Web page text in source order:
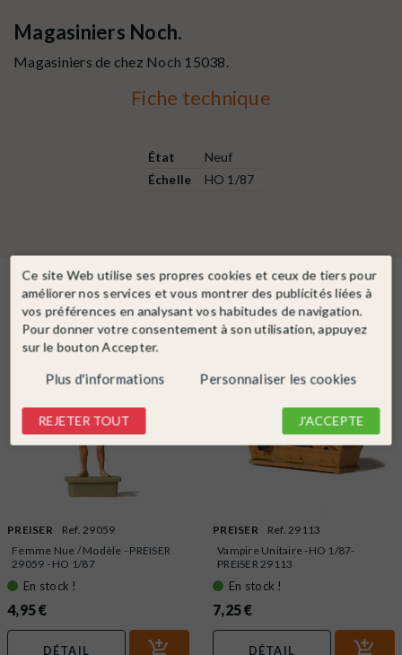
Magasiniers Noch.
Magasiniers de chez Noch 15038.
Fiche technique
État
Neuf
Échelle
HO 1/87
Dans la même catégorie
PREISER
Ref. 29059
Femme Nue / Modèle - PREISER
29059 - HO 1/87
En stock !
4,95 €
DÉTAIL
PREISER
Ref. 29113
Vampire Unitaire -HO 1/87-
PREISER 29113
En stock !
7,25 €
DÉTAIL
Ce site Web utilise ses propres cookies et ceux de tiers pour
améliorer nos services et vous montrer des publicités liées à
vos préférences en analysant vos habitudes de navigation.
Pour donner votre consentement à son utilisation, appuyez
sur le bouton Accepter.
Plus d'informations Personnaliser les cookies
REJETER TOUT J'ACCEPTE